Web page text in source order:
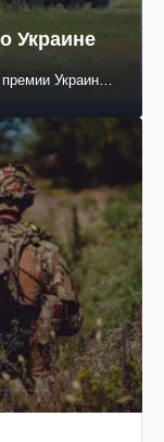
Украине
Украины